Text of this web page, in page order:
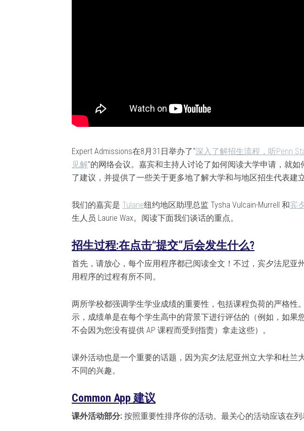
Expert Admissions在8月31日举办了“深入了解招生流程，听Penn
见解”的网络会议。嘉宾和主持人讨论了如何阅读大学申请，就
了建议，并提供了一些关于更多地了解大学和与地区招生代表建
我们的嘉宾是 Tulane纽约地区助理总监 Tysha Vulcain-Murrell 和宾
生人员 Laurie Wax。阅读下面我们谈话的重点。
招生过程:在点击“提交”后会发生什么?
首先，请放心，每个应用程序都已阅读全文！不过，宾夕法尼亚
用程序的过程有所不同。
两所学校都强调学生学业成绩的重要性，包括课程负荷的严格性
示，成绩单是在每个学生高中的背景下进行评估的（例如，如果
不会因为您没有提供 AP 课程而受到指责）拿走这些）。
课外活动也是一个重要的话题，因为宾夕法尼亚州立大学和杜兰
不同的兴趣。
Common App 建议
课外活动部分: 按照重要性排序你的活动。最关心的活动应该在列